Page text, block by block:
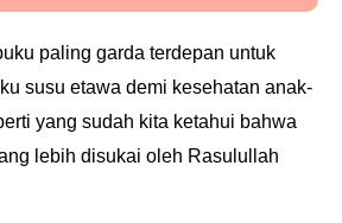
paling garda terdepan untuk
susu etawa demi kesehatan anak-
yang sudah kita ketahui bahwa
lebih disukai oleh Rasulullah